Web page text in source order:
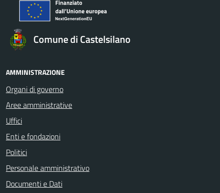
Comune di Castelsilano
AMMINISTRAZIONE
Organi di governo
Aree amministrative
Uffici
Enti e fondazioni
Politici
Personale amministrativo
Documenti e Dati